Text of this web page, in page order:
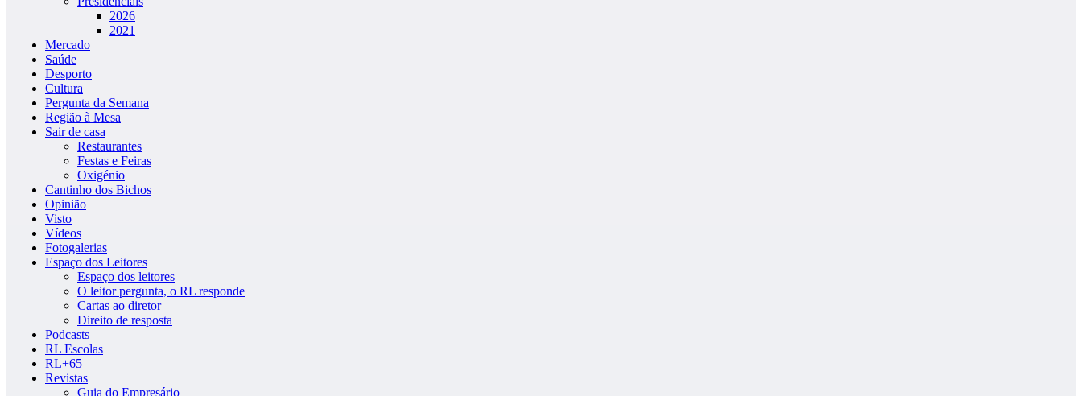
2026
2021
Mercado
Saúde
Desporto
Cultura
Pergunta da Semana
Região à Mesa
Sair de casa
Restaurantes
Festas e Feiras
Oxigénio
Cantinho dos Bichos
Opinião
Visto
Vídeos
Fotogalerias
Espaço dos Leitores
Espaço dos leitores
O leitor pergunta, o RL responde
Cartas ao diretor
Direito de resposta
Podcasts
RL Escolas
RL+65
Revistas
Guia do Empresário